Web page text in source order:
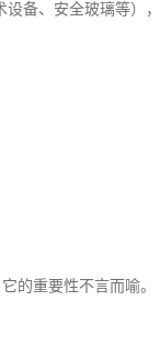
备、安全玻璃等），
的重要性不言而喻。